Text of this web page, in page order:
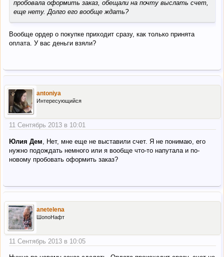
пробовала оформить заказ, обещали на почту выслать счет,
еще нету. Долго его вообще ждать?
Вообще ордер о покупке приходит сразу, как только принята
оплата. У вас деньги взяли?
antoniya
Интересующийся
11 Сентябрь 2013 в 10:01
Юлия Дем , Нет, мне еще не выставили счет. Я не понимаю, его
нужно подождать немного или я вообще что-то напутала и по-
новому пробовать оформить заказ?
anetelena
ШопоНафт
11 Сентябрь 2013 в 10:05